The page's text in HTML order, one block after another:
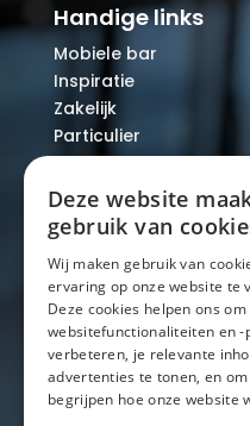
Handige links
Mobiele bar
Inspiratie
Zakelijk
Particulier
Over ons
Blog
Locaties
Mobiele bar
Mobiele bar huren
Bier/wijn/fris bar
Champagnebar
Wijnbar
Deze website
gebruik van
Wij maken gebruik van
ervaring op onze website te
Deze cookies helpen ons om
websitefunctionaliteiten en -
verbeteren, je relevante
advertenties te tonen, en
begrijpen hoe onze website